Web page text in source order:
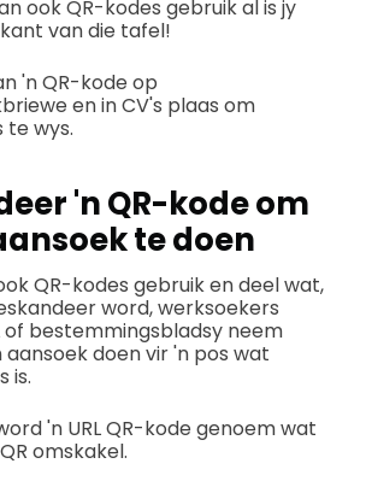
ook QR-kodes gebruik al is jy
van die tafel!
'n QR-kode op
en in CV's plaas om
wys.
'n QR-kode om
te doen
QR-kodes gebruik en deel wat,
word, werksoekers
of bestemmingsbladsy neem
doen vir 'n pos wat
is.
'n URL QR-kode genoem wat
omskakel.